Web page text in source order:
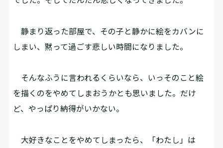
静まり返った部屋で、その子と静かに絵をカバンに
しまい、黙って過ごす悲しい時間になりました。
そんなふうに言われるくらいなら、いっそのこと絵
を描くのをやめてしまおうかとも思いました。だけ
ど、やっぱり納得がいかない。
大好きなことをやめてしまったら、「わたし」は